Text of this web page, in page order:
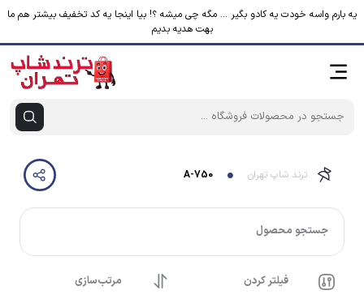
یه بارم واسه خودت یه کادو بگیر ... مگه چی میشه ؟! بیا اینجا یه کد تخفیف بیشتر هم ما
بهت هدیه بدیم
ترند شاپ تهران A-750
جستجو محصول
فیلتر کردن مرتب‌سازی